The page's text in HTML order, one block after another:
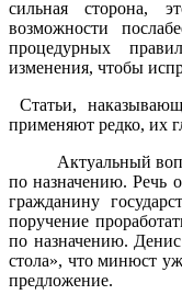
сильная сторона,
возможности
процедурных
изменения, чтобы
Статьи,
применяют редко, их
Актуальный
по назначению. Речь
гражданину
поручение
по назначению.
стола», что минюст
предложение.